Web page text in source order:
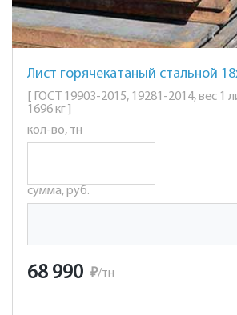
[ ГОСТ 19903-2015, 19281-2014, вес 1
1696 кг ]
кол-во, тн
сумма, руб.
68 990 ₽/тн